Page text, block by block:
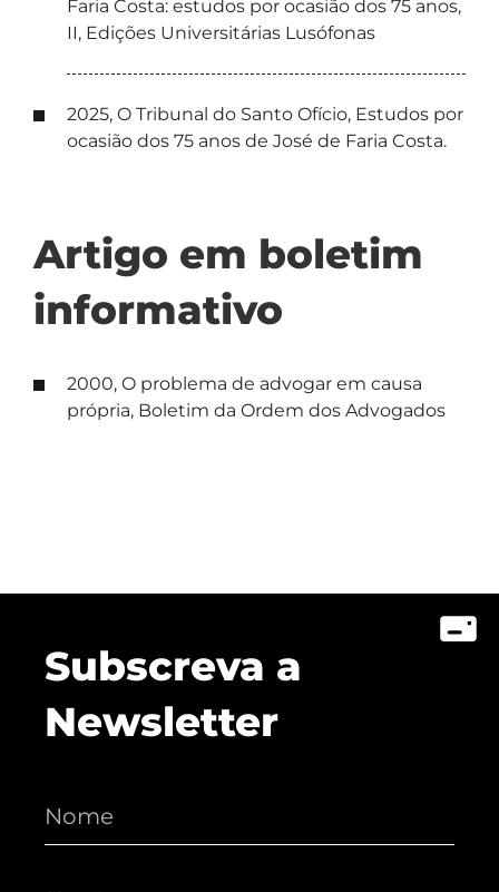
Faria Costa: estudos por ocasião dos 75 anos,
II, Edições Universitárias Lusófonas
2025, O Tribunal do Santo Ofício, Estudos por
ocasião dos 75 anos de José de Faria Costa.
Artigo em boletim
informativo
2000, O problema de advogar em causa
própria, Boletim da Ordem dos Advogados
Subscreva a
Newsletter